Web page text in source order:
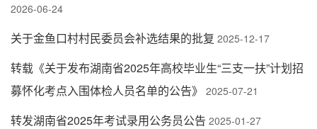
2026-06-24
关于金鱼口村村民委员会补选结果的批复 2025-12-17
转载《关于发布湖南省2025年高校毕业生“三支一扶”计划招
募怀化考点入围体检人员名单的公告》 2025-07-21
转发湖南省2025年考试录用公务员公告 2025-01-27